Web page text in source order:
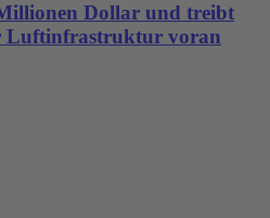
Dollar und treibt
Luftinfrastruktur voran